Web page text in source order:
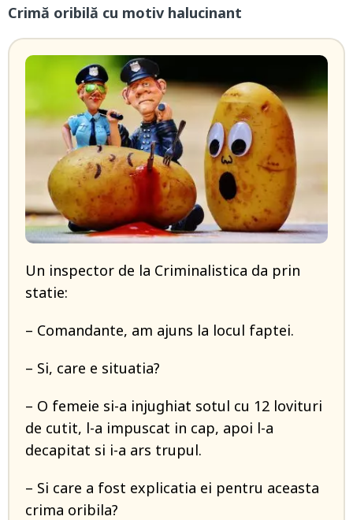
Crimă oribilă cu motiv halucinant
Un inspector de la Criminalistica da prin
statie:
– Comandante, am ajuns la locul faptei.
– Si, care e situatia?
– O femeie si-a injughiat sotul cu 12 lovituri
de cutit, l-a impuscat in cap, apoi l-a
decapitat si i-a ars trupul.
– Si care a fost explicatia ei pentru aceasta
crima oribila?